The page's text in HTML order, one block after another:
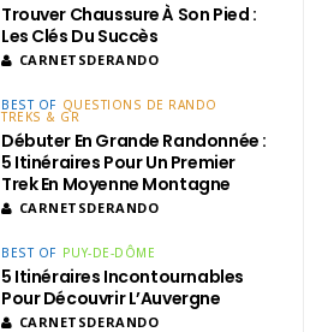
Trouver Chaussure À Son Pied :
Les Clés Du Succès
CARNETSDERANDO
BEST OF QUESTIONS DE RANDO
TREKS & GR
Débuter En Grande Randonnée :
5 Itinéraires Pour Un Premier
Trek En Moyenne Montagne
CARNETSDERANDO
BEST OF PUY-DE-DÔME
5 Itinéraires Incontournables
Pour Découvrir L’Auvergne
CARNETSDERANDO